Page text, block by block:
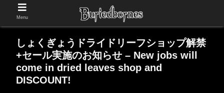
しょくぎょうドライドリーフショップ解禁
+セール実施のお知らせ – New jobs will
come in dried leaves shop and
DISCOUNT!
Menu